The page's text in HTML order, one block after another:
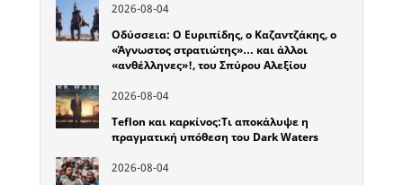
2026-08-04
Οδύσσεια: Ο Ευριπίδης, ο Καζαντζάκης, ο
«Άγνωστος στρατιώτης»… και άλλοι
«ανθέλληνες»!, του Σπύρου Αλεξίου
2026-08-04
Teflon και καρκίνος:Τι αποκάλυψε η
πραγματική υπόθεση του Dark Waters
2026-08-04